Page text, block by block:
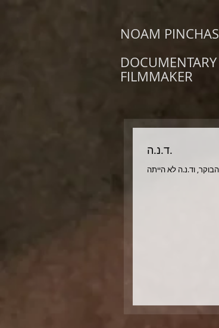
NOAM PINCHAS
DOCUMENTARY
FILMMAKER
ד.נ.ה.